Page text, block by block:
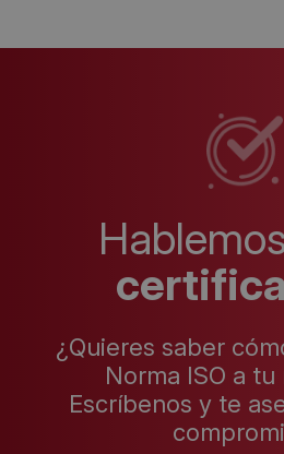
¿Quieres saber
Norma ISO a
Escríbenos y te